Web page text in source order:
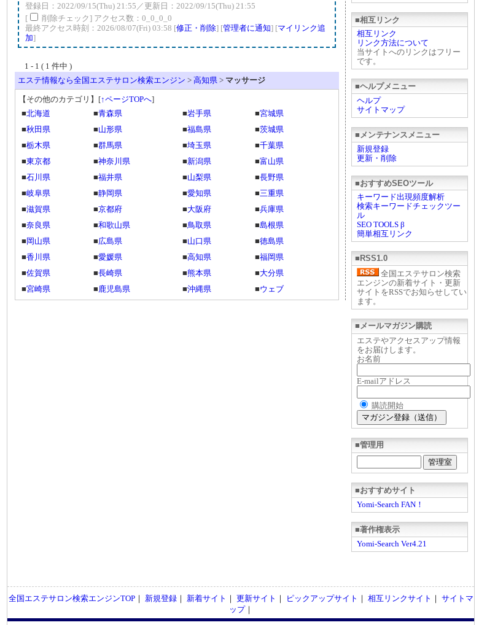
■相互リンク
相互リンク
リンク方法について
当サイトへのリンクはフリー
です。
■ヘルプメニュー
ヘルプ
サイトマップ
■メンテナンスメニュー
新規登録
更新・削除
■おすすめSEOツール
キーワード出現頻度解析
検索キーワードチェックツー
ル
SEO TOOLS β
簡単相互リンク
■RSS1.0
全国エステサロン検索
エンジンの新着サイト・更新
サイトをRSSでお知らせしてい
ます。
■メールマガジン購読
エステやアクセスアップ情報
をお届けします。
お名前
E-mailアドレス
購読開始
■管理用
■おすすめサイト
Yomi-Search FAN！
■著作権表示
Yomi-Search Ver4.21
登録日：2022/09/15(Thu) 21:55／更新日：2022/09/15(Thu) 21:55
[
削除チェック] アクセス数：0_0_0_0
最終アクセス時刻：2026/08/07(Fri) 03:58 [修正・削除] [管理者に通知] [マイリンク追
加]
1 - 1 ( 1 件中 )
エステ情報なら全国エステサロン検索エンジン > 高知県 > マッサージ
【その他のカテゴリ】 [↑ページTOPへ]
■北海道 ■青森県 ■岩手県 ■宮城県
■秋田県 ■山形県 ■福島県 ■茨城県
■栃木県 ■群馬県 ■埼玉県 ■千葉県
■東京都 ■神奈川県 ■新潟県 ■富山県
■石川県 ■福井県 ■山梨県 ■長野県
■岐阜県 ■静岡県 ■愛知県 ■三重県
■滋賀県 ■京都府 ■大阪府 ■兵庫県
■奈良県 ■和歌山県 ■鳥取県 ■島根県
■ 岡山県 ■広島県 ■山口県 ■徳島県
■香川県 ■愛媛県 ■高知県 ■福岡県
■佐賀県 ■長崎県 ■熊本県 ■大分県
■宮崎県 ■鹿児島県 ■沖縄県 ■ウェブ
全国エステサロン検索エンジンTOP｜ 新規登録｜ 新着サイト ｜ 更新サイト ｜ ピックアップサイト ｜ 相互リンクサイト ｜ サイトマ
ップ｜